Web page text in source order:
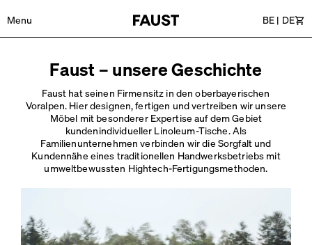
Menu BE | DE
Faust – unsere Geschichte
Faust hat seinen Firmensitz in den oberbayerischen
Voralpen. Hier designen, fertigen und vertreiben wir unsere
Möbel mit besonderer Expertise auf dem Gebiet
kundenindividueller Linoleum-Tische. Als
Familienunternehmen verbinden wir die Sorgfalt und
Kundennähe eines traditionellen Handwerksbetriebs mit
umweltbewussten Hightech-Fertigungsmethoden.